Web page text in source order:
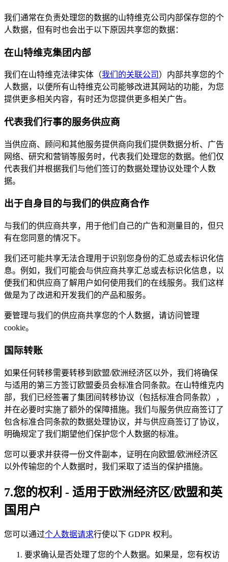
我们通常在负责处理您的数据的山特维克公司内部保存您的个
人数据，但有时也会出于以下原因共享您的数据：
在山特维克集团内部
我们在山特维克法律实体（我们的关联公司 ）内部共享您的个
人数据，以便所有山特维克公司能够改进其网站的功能，为您
提供更多相关内容，有时还为您提供更多相关广告。
代表我们行事的服务供应商
当供应商、顾问和其他服务提供商向我们提供数据分析、广告
网络、研究和营销等服务时，代表我们处理您的数据。他们仅
代表我们并根据我们与他们签订的数据处理协议处理个人数
据。
出于自身目的与我们的供应商合作
与我们的供应商共享，用于他们自己的广告和测量目的，但只
有在您同意的情况下。
我们还可能共享无法合理用于识别您身份的汇总或去标识化信
息。例如，我们可能会与供应商共享汇总或去标识化信息，以
便我们和供应商了解用户如何使用我们的在线服务。我们这样
做是为了改进和开发我们的产品和服务。
要管理与我们的供应商共享您的个人数据，请访问管理
cookie。
国际转账
如果任何转移需要转移到欧盟/欧洲经济区以外，我们将确保
与适用的第三方签订欧盟委员会标准合同条款。在山特维克内
部，我们已经签署了集团间转移协议（包括标准合同条款），
并在必要时实施了额外的保障措施。我们与服务供应商签订了
包含标准合同条款的数据处理协议，并与供应商签订了协议，
明确规定了我们期望他们保护您个人数据的标准。
您可以要求并获得一份文件副本，证明在向欧盟/欧洲经济区
以外传输您的个人数据时，我们采取了适当的保护措施。
7.您的权利 - 适用于欧洲经济区/欧盟和英
国用户
您可以通过个人数据请求行使以下 GDPR 权利。
要求确认是否处理了您的个人数据。如果是，您有权访